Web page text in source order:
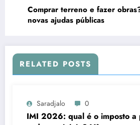
Comprar terreno e fazer
novas ajudas públicas
RELATED POSTS
Saradjalo 0
IMI 2026: qual é o imposto a